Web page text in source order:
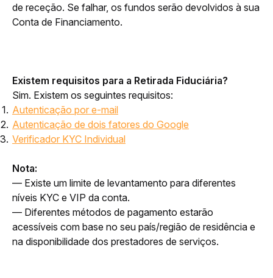
de receção. Se falhar, os fundos serão devolvidos à sua
Conta de Financiamento.
Existem requisitos para a Retirada Fiduciária?
Sim. Existem os seguintes requisitos:
Autenticação por e-mail
Autenticação de dois fatores do Google
Verificador KYC Individual
Nota:
— Existe um limite de levantamento para diferentes
níveis KYC e VIP da conta.
— Diferentes métodos de pagamento estarão
acessíveis com base no seu país/região de residência e
na disponibilidade dos prestadores de serviços.